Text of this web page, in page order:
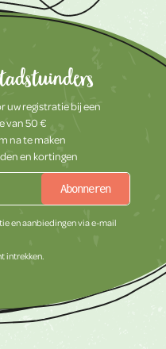
uw registratie bij een
van 50 €
na te maken
en kortingen
Abonneren
en aanbiedingen via e-mail
intrekken.